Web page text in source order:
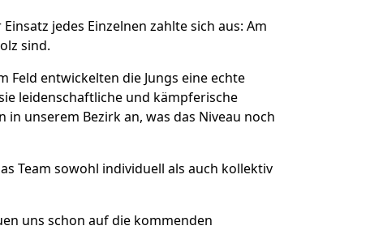
jedes Einzelnen zahlte sich aus: Am
sind.
Feld entwickelten die Jungs eine echte
leidenschaftliche und kämpferische
in unserem Bezirk an, was das Niveau noch
Team sowohl individuell als auch kollektiv
uns schon auf die kommenden